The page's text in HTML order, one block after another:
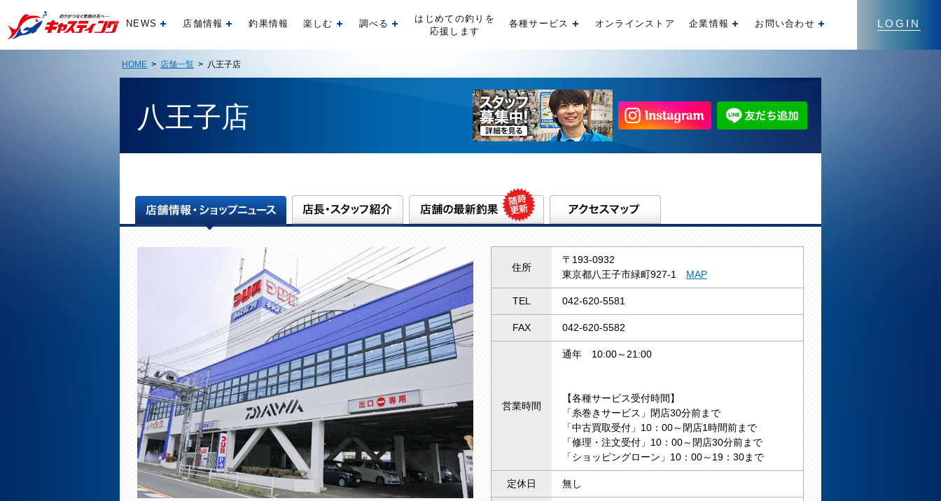
LOGIN
NEWS 開く店舗情報 開く釣果情報 楽しむ 開く調べる 開く
はじめての釣りを
応援します
各種サービス 開くオンラインストア 企業情報 開くお問い合わせ
HOME > 店舗一覧 > 八王子店
八王子店
住所
〒193-0932
東京都八王子市緑町927-1 MAP
TEL 042-620-5581
FAX 042-620-5582
営業時間
通年 10:00～21:00
【各種サービス受付時間】
「糸巻きサービス」閉店30分前まで
「中古買取受付」10：00～閉店1時間前まで
「修理・注文受付」10：00～閉店30分前まで
「ショッピングローン」10：00～19：30まで
定休日 無し